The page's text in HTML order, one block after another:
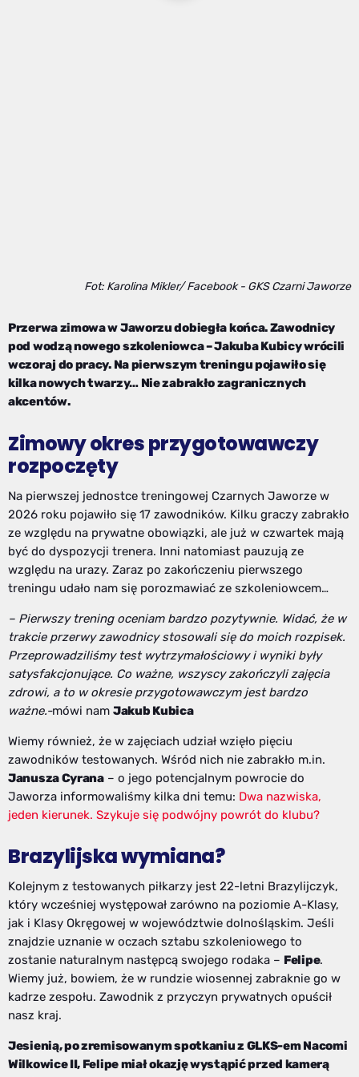
Fot: Karolina Mikler/ Facebook - GKS Czarni Jaworze
Przerwa zimowa w Jaworzu dobiegła końca. Zawodnicy
pod wodzą nowego szkoleniowca – Jakuba Kubicy wrócili
wczoraj do pracy. Na pierwszym treningu pojawiło się
kilka nowych twarzy… Nie zabrakło zagranicznych
akcentów.
Zimowy okres przygotowawczy
rozpoczęty
Na pierwszej jednostce treningowej Czarnych Jaworze w
2026 roku pojawiło się 17 zawodników. Kilku graczy zabrakło
ze względu na prywatne obowiązki, ale już w czwartek mają
być do dyspozycji trenera. Inni natomiast pauzują ze
względu na urazy. Zaraz po zakończeniu pierwszego
treningu udało nam się porozmawiać ze szkoleniowcem…
– Pierwszy trening oceniam bardzo pozytywnie. Widać, że w
trakcie przerwy zawodnicy stosowali się do moich rozpisek.
Przeprowadziliśmy test wytrzymałościowy i wyniki były
satysfakcjonujące. Co ważne, wszyscy zakończyli zajęcia
zdrowi, a to w okresie przygotowawczym jest bardzo
ważne.-mówi nam Jakub Kubica
Wiemy również, że w zajęciach udział wzięło pięciu
zawodników testowanych. Wśród nich nie zabrakło m.in.
Janusza Cyrana– o jego potencjalnym powrocie do
Jaworza informowaliśmy kilka dni temu: Dwa nazwiska,
jeden kierunek. Szykuje się podwójny powrót do klubu?
Brazylijska wymiana?
Kolejnym z testowanych piłkarzy jest 22-letni Brazylijczyk,
który wcześniej występował zarówno na poziomie A-Klasy,
jak i Klasy Okręgowej w województwie dolnośląskim. Jeśli
znajdzie uznanie w oczach sztabu szkoleniowego to
zostanie naturalnym następcą swojego rodaka – Felipe.
Wiemy już, bowiem, że w rundzie wiosennej zabraknie go w
kadrze zespołu. Zawodnik z przyczyn prywatnych opuścił
nasz kraj.
Jesienią, po zremisowanym spotkaniu z GLKS-em Nacomi
Wilkowice II, Felipe miał okazję wystąpić przed kamerą